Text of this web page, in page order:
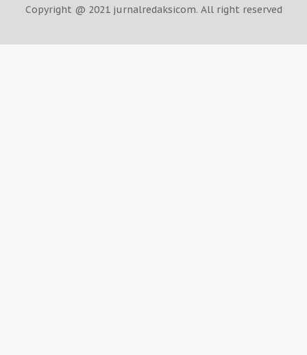
Copyright @ 2021 jurnalredaksicom. All right reserved